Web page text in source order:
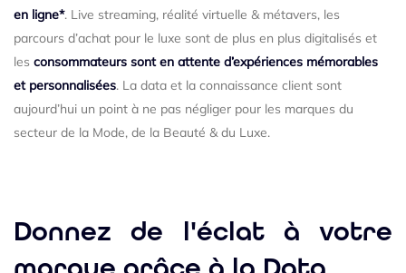
en ligne*. Live streaming, réalité virtuelle & métavers, les
parcours d’achat pour le luxe sont de plus en plus digitalisés et
les consommateurs sont en attente d’expériences mémorables
et personnalisées. La data et la connaissance client sont
aujourd’hui un point à ne pas négliger pour les marques du
secteur de la Mode, de la Beauté & du Luxe.
Donnez de l'éclat à votre